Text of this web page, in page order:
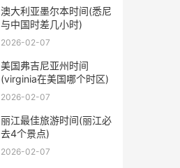
澳大利亚墨尔本时间(悉尼
与中国时差几小时)
2026-02-07
美国弗吉尼亚州时间
(virginia在美国哪个时区)
2026-02-07
丽江最佳旅游时间(丽江必
去4个景点)
2026-02-07